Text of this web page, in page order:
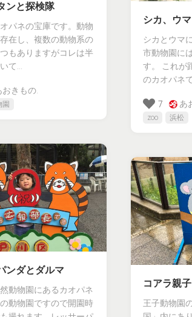
ンと探検隊
パネの宝庫です。動物
在し、複数の動物系の
もありますがコレは半
て...
おきもの.
園
シカ、ウ
シカとウマ
市動物園に
す。 これが
のカオパネ
7 あ
zoo 浜松
ンダとダルマ
動物園にあるカオパネ
動物園ですので開園時
コアラ親子
王子動物園